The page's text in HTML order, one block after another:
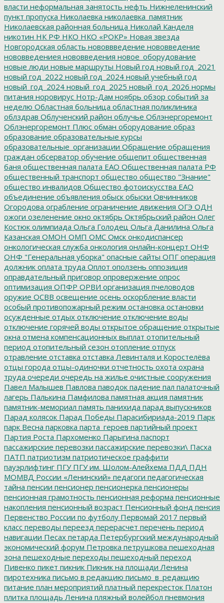
власти неформальная занятость нефть Нижнеленинский
пункт пропуска Николаевка николаевка_памятник
Николаевская районная больница Николай Канделя
никотин НК РФ НКО НКО «РОКР» Новая звезда
Новгородская область нововвведение нововведение
нововведениея нововведения новое_оборудование
новые люди новые маршруты Новый год новый год_2021
новый год_2022 новый год_2024 новый учебный год
новый_год_2024 новый_год_2025 новый_год_2026 нормы
питания норовирус Нотр-Дам ноябрь обзор событий за
неделю Областная больница областная поликлиника
облздрав Облученский район облучье Облэнергоремонт
Облэнергоремонт Плюс обман оборудование образ
образование образовательные курсы
образовательные_организации Обращение обращения
граждан обсерватор обучение общепит общественная
баня общественная палата ЕАО Общественная палата РФ
общественный транспорт общество общество "Знание"
общество инвалидов Общество фотоискусства ЕАО
объединение объявления обыск обыски Овчинников
Огородова ограбление ограничение движения ОГЭ ОДН
ожоги озеленение окно октябрь Октябрьский район Олег
Костюк олимпиада Ольга Голодец Ольга Данилина Ольга
Казанская ОМОН ОМП ОМС Омск онкодиспансер
онкологическая служба онкология онлайн-концерт ОНФ
ОНФ "Генеральная уборка" опасные сайты ОПГ операция
должник оплата труда Оплот оползень оппозиция
оправдательный приговор опровержение опрос
оптимизация ОПФР ОРВИ организация пчеловодов
оружие ОСВВ освещение осень оскорбление власти
особый противопожарный режим остановка остановки
осужденные отдых отключение отключение воды
отключение горячей воды открытое обращение открытые
окна отмена компенсационных выплат отопительный
период отопительный сезон отопление отпуск
отравление отставка отставка Левинталя и Коростелёва
отцы города отцы-одиночки отчетность охота охрана
труда очереди очередь на жилье очистные сооружения
Павел Малышев Павлова паводок падение пал палаточный
лагерь Палькина Памфилова памятная акция памятник
памятник-мемориал память панихида парад выпускников
Парад колясок Парад Победы Парасибириада-2019 Парк
парк Весна парковка парта_героев партийный проект
Партия Роста Пархоменко Парыгина паспорт
пассажирские перевозки пассажирские перевозки\ Пасха
ПАТП патриотизм патриотическое граффити
пауэрлифтинг ПГУПГУ им. Шолом-Алейхема ПДД ПДН
МОМВД России «Ленинский» педагоги педагогическая
тайна пенсии пенсионер пенсионерка пенсионеры
пенсионная грамотность пенсионная реформа пенсионные
накопления пенсионный возраст Пенсионный фонд пенсия
Первенство России по футболу Первомай 2017 первый
класс переводы переезд перерасчет перечень период
навигации Песах петарда Петербургский международный
экономический форум Петровка петрушкова пешеходная
зона пешеходные переходы пешеходный переход
Пивенко пикет пикник Пикник на площади Ленина
пиротехника письмо в редакцию письмо_в_редакцию
питание план мероприятий платный перекресток Платон
плитка площадь Ленина пляжный волейбол пневмония